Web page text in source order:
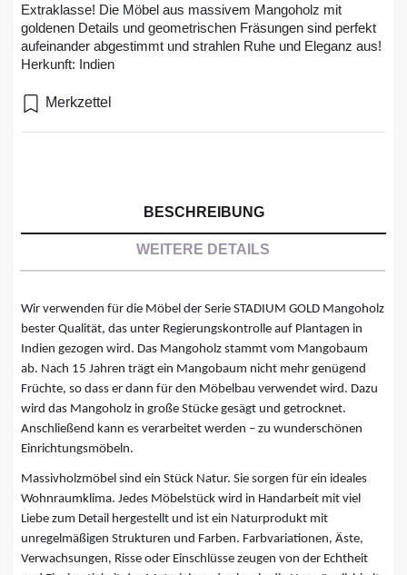
Extraklasse! Die Möbel aus massivem Mangoholz mit
goldenen Details und geometrischen Fräsungen sind perfekt
aufeinander abgestimmt und strahlen Ruhe und Eleganz aus!
Herkunft: Indien
Merkzettel
BESCHREIBUNG
WEITERE DETAILS
Wir verwenden für die Möbel der Serie STADIUM GOLD Mangoholz
bester Qualität, das unter Regierungskontrolle auf Plantagen in
Indien gezogen wird. Das Mangoholz stammt vom Mangobaum
ab. Nach 15 Jahren trägt ein Mangobaum nicht mehr genügend
Früchte, so dass er dann für den Möbelbau verwendet wird. Dazu
wird das Mangoholz in große Stücke gesägt und getrocknet.
Anschließend kann es verarbeitet werden – zu wunderschönen
Einrichtungsmöbeln.
Massivholzmöbel sind ein Stück Natur. Sie sorgen für ein ideales
Wohnraumklima. Jedes Möbelstück wird in Handarbeit mit viel
Liebe zum Detail hergestellt und ist ein Naturprodukt mit
unregelmäßigen Strukturen und Farben. Farbvariationen, Äste,
Verwachsungen, Risse oder Einschlüsse zeugen von der Echtheit